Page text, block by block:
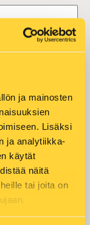
ja mainosten
Lisäksi
ja analytiikka-
käytät
näitä
tai joita on